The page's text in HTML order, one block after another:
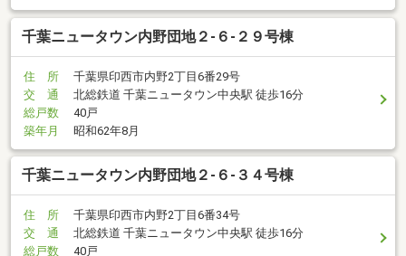
千葉ニュータウン内野団地２-６-２９号棟
住 所
千葉県印西市内野2丁目6番29号
交 通
北総鉄道 千葉ニュータウン中央駅 徒歩16分
総戸数
40戸
築年月
昭和62年8月
千葉ニュータウン内野団地２-６-３４号棟
住 所
千葉県印西市内野2丁目6番34号
交 通
北総鉄道 千葉ニュータウン中央駅 徒歩16分
総戸数
40戸